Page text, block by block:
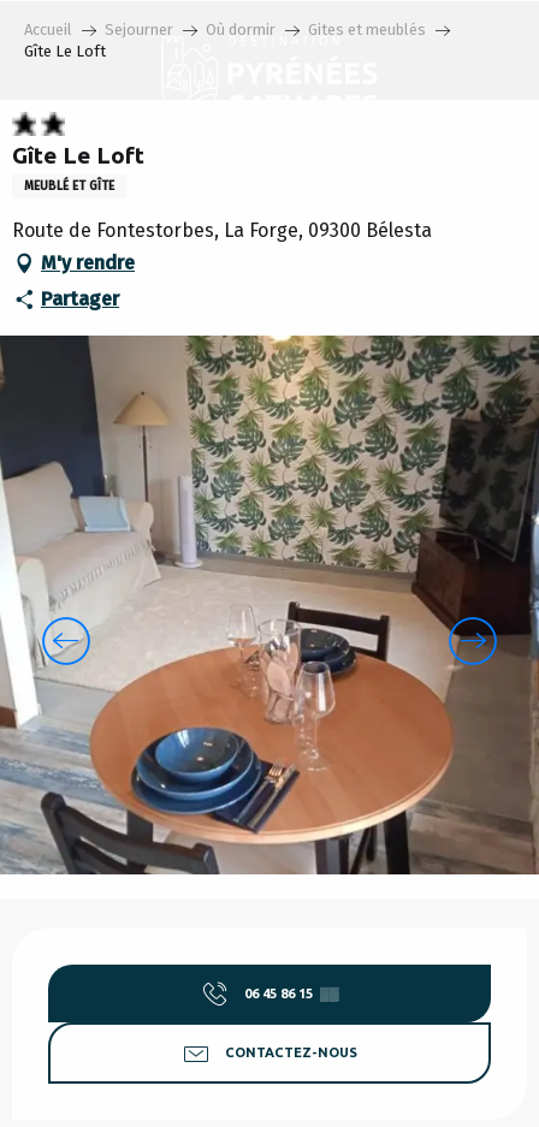
Accueil Sejourner Où dormir
Gites et meublés
Gîte Le Loft
Gîte Le Loft
MEUBLÉ ET GÎTE
Route de Fontestorbes, La Forge, 09300 Bélesta
M'y rendre
Partager
06 45 86 15 ▒▒
CONTACTEZ-NOUS